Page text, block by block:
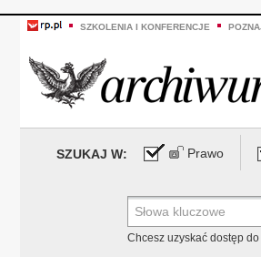
SZKOLENIA I KONFERENCJE
SZUKAJ W: Prawo
Chcesz uzyskać dostęp